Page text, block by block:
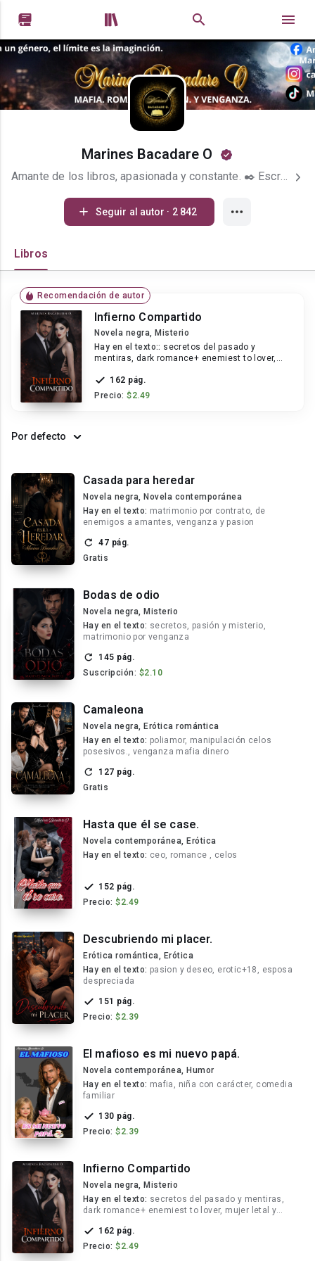
 
Marines Bacadare O
Amante de los libros, apasionada y constante. ✒️ Escritora de novela negra contemporánea y romance. En mis historias hay silencios que gritan, traumas que marcan… y romances que queman lento. Autora de La muda del mafioso. Si te gustan las emociones intensas y las historias oscuras con alma, quédate conmigo.
Seguir al autor · 2 842
Libros
Recomendación de autor
Infierno Compartido
Novela negra, Misterio
Hay en el texto::
mentiras, dark romance+ enemiest to lover,
162 pág.
Precio: $2.49
Por defecto
Casada para heredar
Novela negra, Novela contemporánea
Hay en el texto: matrimonio por contrato, de
enemigos a amantes, venganza y pasion
47 pág.
Gratis
Bodas de odio
Novela negra, Misterio
Hay en el texto: secretos, pasión y misterio,
matrimonio por venganza
145 pág.
Suscripción: $2.10
Camaleona
Novela negra, Erótica romántica
Hay en el texto: poliamor, manipulación celos
posesivos., venganza mafia dinero
127 pág.
Gratis
Hasta que él se case.
Novela contemporánea, Erótica
Hay en el texto:
ceo, romance , celos
152 pág.
Precio: $2.49
Descubriendo mi placer.
Erótica romántica, Erótica
Hay en el texto: pasion y deseo, erotic+18, esposa
despreciada
151 pág.
Precio: $2.39
El mafioso es mi nuevo papá.
Novela contemporánea, Humor
Hay en el texto: mafia, niña con carácter, comedia
familiar
130 pág.
Precio: $2.39
Infierno Compartido
Novela negra, Misterio
Hay en el texto: secretos del pasado y mentiras,
dark romance+ enemiest to lover, mujer letal y
162 pág.
Precio: $2.49